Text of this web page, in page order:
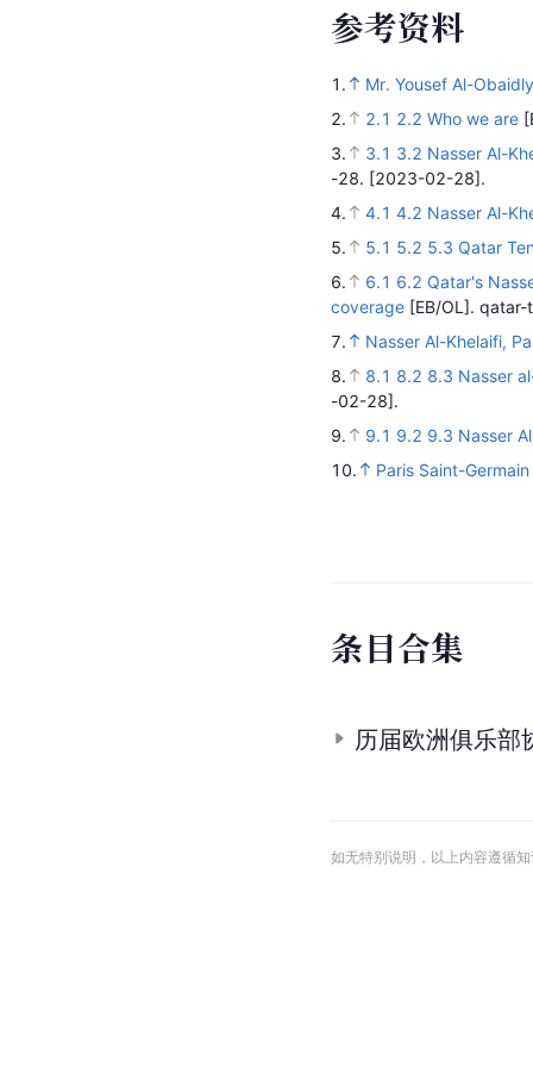
参考资料
1.
Mr. Yousef Al-
2.
2.1 2.2 Who we are
3.
3.1 3.2 Nasser Al-
-28. [2023-02-28].
4.
4.1 4.2 Nasser Al-
5.
5.1 5.2 5.3 Qatar
6.
6.1 6.2 Qatar's
coverage [EB/OL]. qatar-
7.
Nasser Al-Khelaifi,
8.
8.1 8.2 8.3 Nasser
-02-28].
9.
9.1 9.2 9.3 Nasser
10.
Paris Saint-
条目合集
历届欧洲俱乐部
如无特别说明，以上内容遵循